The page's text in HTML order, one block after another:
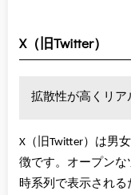
X（旧Twitter）
拡散性が高くリア
X（旧Twitter）は男
徴です。オープン
時系列で表示される